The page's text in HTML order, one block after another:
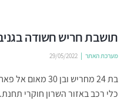
תושבת חריש חשודה
מערכת האתר 29/05/2022
כלי רכב באזור השרון חוקרי